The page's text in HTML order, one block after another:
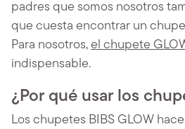
padres que somos nosotros
que cuesta encontrar un
Para nosotros,el chupete
indispensable.
¿Por qué usar los
Los chupetes BIBS GLOW